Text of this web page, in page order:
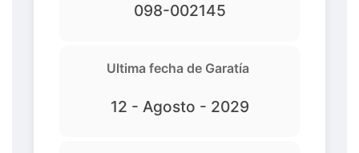
098-002145
Ultima fecha de Garatía
12 - Agosto - 2029